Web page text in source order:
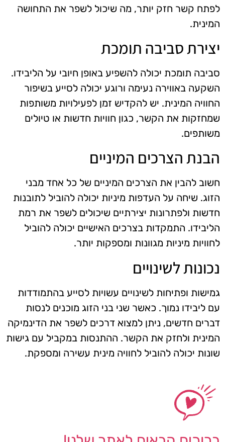
לפתח קשר חזק יותר, מה שיכול לשפר את התחושה
המינית.
יצירת סביבה תומכת
סביבה תומכת יכולה להשפיע באופן חיובי על הליבידו.
השקעה באווירה נעימה ורוגע יכולה לסייע בשיפור
החוויה המינית. יש להקדיש זמן לפעילויות משותפות
שמחזקות את הקשר, כגון חוויות חדשות או טיולים
משותפים.
הבנת הצרכים המיניים
חשוב להבין את הצרכים המיניים של כל אחד מבני
הזוג. שיחה על העדפות מיניות יכולה להוביל לתובנות
חדשות ולפתרונות יצירתיים שיכולים לשפר את רמת
הליבידו. התמקדות בצרכים האישיים יכולה להוביל
לחוויות מיניות מגוונות ומספקות יותר.
נכונות לשינויים
גמישות ופתיחות לשינויים עשויות לסייע בהתמודדות
עם ליבידו נמוך. כאשר שני בני הזוג מוכנים לנסות
דברים חדשים, ניתן למצוא דרכים לשפר את הדינמיקה
המינית ולחזק את הקשר. ההתנסות במקביל עם גישות
שונות יכולה להוביל לחוויה מינית עשירה ומספקת.